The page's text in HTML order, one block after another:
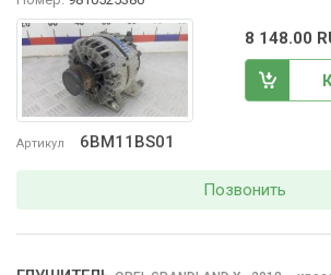
Артикул 6BM11BS01
8 148.00
Позвонить